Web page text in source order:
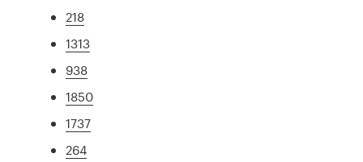
218
1313
938
1850
1737
264